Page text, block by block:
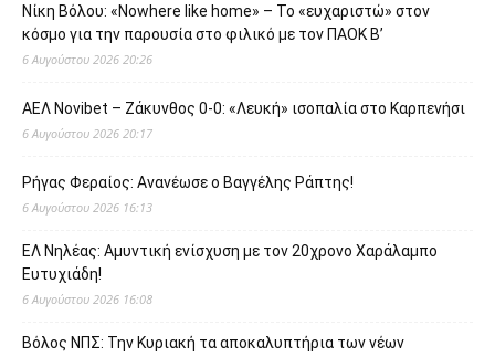
Νίκη Βόλου: «Nowhere like home» – Το «ευχαριστώ» στον
κόσμο για την παρουσία στο φιλικό με τον ΠΑΟΚ Β’
6 Αυγούστου 2026 20:26
ΑΕΛ Novibet – Ζάκυνθος 0-0: «Λευκή» ισοπαλία στο Καρπενήσι
6 Αυγούστου 2026 20:17
Ρήγας Φεραίος: Ανανέωσε ο Βαγγέλης Ράπτης!
6 Αυγούστου 2026 16:13
ΕΛ Νηλέας: Αμυντική ενίσχυση με τον 20χρονο Χαράλαμπο
Ευτυχιάδη!
6 Αυγούστου 2026 16:08
Βόλος ΝΠΣ: Την Κυριακή τα αποκαλυπτήρια των νέων